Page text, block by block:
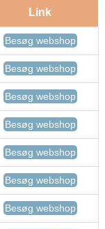
Link
Besøg webshop
Besøg webshop
Besøg webshop
Besøg webshop
Besøg webshop
Besøg webshop
Besøg webshop